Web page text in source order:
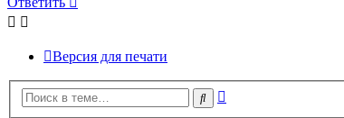
Версия для печати
Поиск